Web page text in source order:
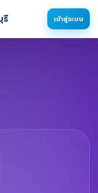
รี เข้าสู่ระบบ